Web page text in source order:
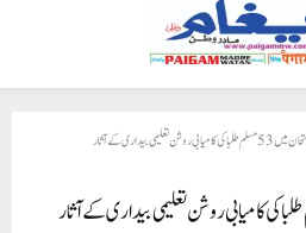
تعلیمی بیداری کے آثار